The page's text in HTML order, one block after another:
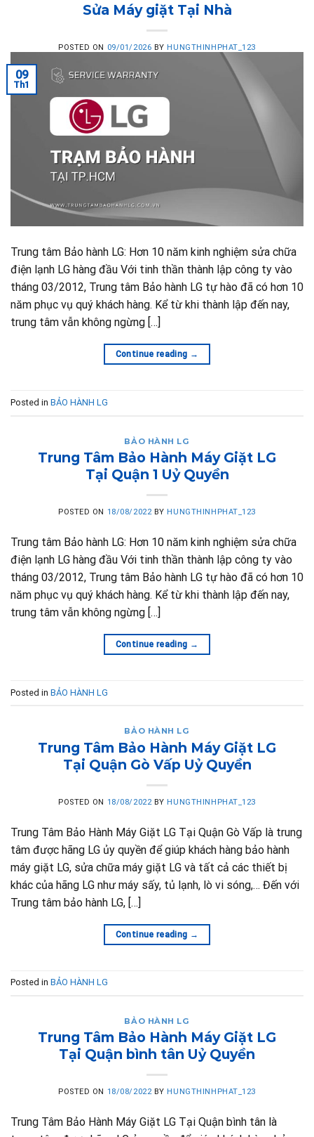
Sửa Máy giặt Tại Nhà
POSTED ON 09/01/2026 BY HUNGTHINHPHAT_123
09
Th1
Trung tâm Bảo hành LG: Hơn 10 năm kinh nghiệm sửa chữa
điện lạnh LG hàng đầu Với tinh thần thành lập công ty vào
tháng 03/2012, Trung tâm Bảo hành LG tự hào đã có hơn 10
năm phục vụ quý khách hàng. Kể từ khi thành lập đến nay,
trung tâm vẫn không ngừng […]
Continue reading →
Posted in BẢO HÀNH LG
BẢO HÀNH LG
Trung Tâm Bảo Hành Máy Giặt LG
Tại Quận 1 Uỷ Quyền
POSTED ON 18/08/2022 BY HUNGTHINHPHAT_123
Trung tâm Bảo hành LG: Hơn 10 năm kinh nghiệm sửa chữa
điện lạnh LG hàng đầu Với tinh thần thành lập công ty vào
tháng 03/2012, Trung tâm Bảo hành LG tự hào đã có hơn 10
năm phục vụ quý khách hàng. Kể từ khi thành lập đến nay,
trung tâm vẫn không ngừng […]
Continue reading →
Posted in BẢO HÀNH LG
BẢO HÀNH LG
Trung Tâm Bảo Hành Máy Giặt LG
Tại Quận Gò Vấp Uỷ Quyền
POSTED ON 18/08/2022 BY HUNGTHINHPHAT_123
Trung Tâm Bảo Hành Máy Giặt LG Tại Quận Gò Vấp là trung
tâm được hãng LG ủy quyền để giúp khách hàng bảo hành
máy giặt LG, sửa chữa máy giặt LG và tất cả các thiết bị
khác của hãng LG như máy sấy, tủ lạnh, lò vi sóng,… Đến với
Trung tâm bảo hành LG, […]
Continue reading →
Posted in BẢO HÀNH LG
BẢO HÀNH LG
Trung Tâm Bảo Hành Máy Giặt LG
Tại Quận bình tân Uỷ Quyền
POSTED ON 18/08/2022 BY HUNGTHINHPHAT_123
Trung Tâm Bảo Hành Máy Giặt LG Tại Quận bình tân là